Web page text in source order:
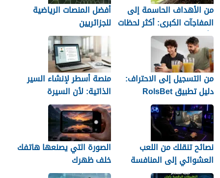
من الأهداف الحاسمة إلى
المفاجآت الكبرى: أكثر لحظات
كأس العالم 2026 التي لا
تُنسى
أفضل المنصات الرياضية
للجزائريين
من التسجيل إلى الاحتراف:
دليل تطبيق RolsBet
للمستخدمين السوريين
منصة أسطر لإنشاء السير
الذاتية: لأن السيرة
العشوائية لن تمنحك وظيفة
نصائح تنقلك من اللعب
العشوائي إلى المنافسة
الصورة التي يصنعها هاتفك
خلف ظهرك